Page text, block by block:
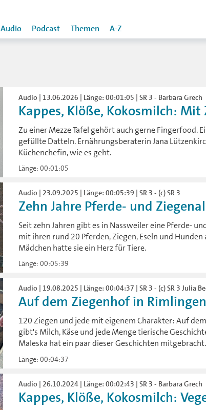
Audio Podcast Themen A-Z
Audio | 13.06.2026 | Länge: 00:01:05 | SR 3 - Barbara Grech
Kappes, Klöße, Kokosmilch: Mit
Zu einer Mezze Tafel gehört auch gerne Fingerfood.
gefüllte Datteln. Ernährungsberaterin Jana
Küchenchefin, wie es geht.
Länge: 00:01:05
Audio | 23.09.2025 | Länge: 00:05:39 | SR 3 - (c) SR 3
Zehn Jahre Pferde- und
Seit zehn Jahren gibt es in Nassweiler eine Pferde-
mit ihren rund 20 Pferden, Ziegen, Eseln und
Mädchen hatte sie ein Herz für Tiere.
Länge: 00:05:39
Audio | 19.08.2025 | Länge: 00:04:37 | SR 3 - (c) SR 3 Julia
Auf dem Ziegenhof in Rimlingen
120 Ziegen und jede mit eigenem Charakter: Auf
gibt's Milch, Käse und jede Menge tierische
Maleska hat ein paar dieser Geschichten mitgebracht.
Länge: 00:04:37
Audio | 26.10.2024 | Länge: 00:02:43 | SR 3 - Barbara Grech
Kappes, Klöße, Kokosmilch: